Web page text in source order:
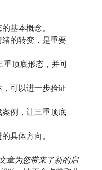
基本概念。
绪的转变，是重要
顶底形态，并可
可以进一步验证
例，让三重顶底
具体方向。
章为您带来了新的启